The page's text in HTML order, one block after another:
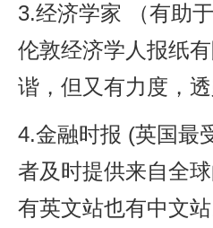
3.经济学家 （有助
伦敦经济学人报纸
谐，但又有力度，透
4.金融时报 (英国最
者及时提供来自全
有英文站也有中文站